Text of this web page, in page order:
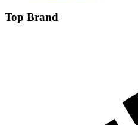
Top Brand